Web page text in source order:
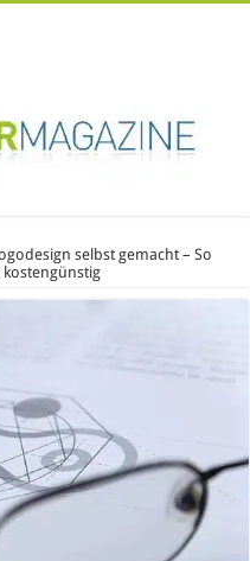
selbst gemacht – So
kostengünstig